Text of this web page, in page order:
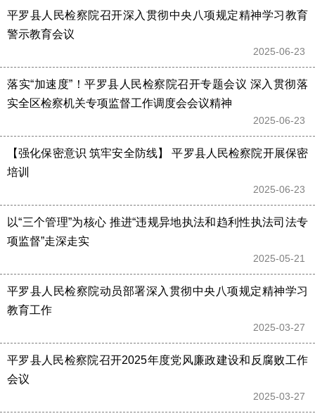
平罗县人民检察院召开深入贯彻中央八项规定精神学习教育
警示教育会议
2025-06-23
落实“加速度”！平罗县人民检察院召开专题会议 深入贯彻落
实全区检察机关专项监督工作调度会会议精神
2025-06-23
【强化保密意识 筑牢安全防线】 平罗县人民检察院开展保密
培训
2025-06-23
以“三个管理”为核心 推进“违规异地执法和趋利性执法司法专
项监督”走深走实
2025-05-21
平罗县人民检察院动员部署深入贯彻中央八项规定精神学习
教育工作
2025-03-27
平罗县人民检察院召开2025年度党风廉政建设和反腐败工作
会议
2025-03-27